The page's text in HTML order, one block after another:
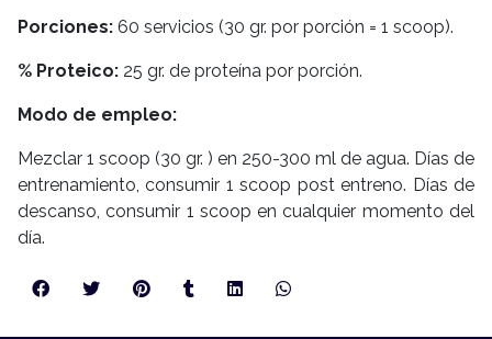
Porciones: 60 servicios (30 gr. por porción = 1 scoop).
% Proteico: 25 gr. de proteína por porción.
Modo de empleo:
Mezclar 1 scoop (30 gr. ) en 250-300 ml de agua. Días de
entrenamiento, consumir 1 scoop post entreno. Días de
descanso, consumir 1 scoop en cualquier momento del
día.